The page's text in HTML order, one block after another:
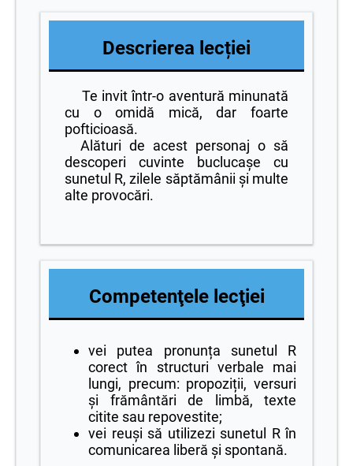
Descrierea lecției
Te invit într-o aventură minunată
cu o omidă mică, dar foarte
pofticioasă.
Alături de acest personaj o să
descoperi cuvinte buclucaşe cu
sunetul R, zilele săptămânii şi multe
alte provocări.
Competenţele lecţiei
vei putea pronunța sunetul R
corect în structuri verbale mai
lungi, precum: propoziții, versuri
și frământări de limbă, texte
citite sau repovestite;
vei reuşi să utilizezi sunetul R în
comunicarea liberă şi spontană.